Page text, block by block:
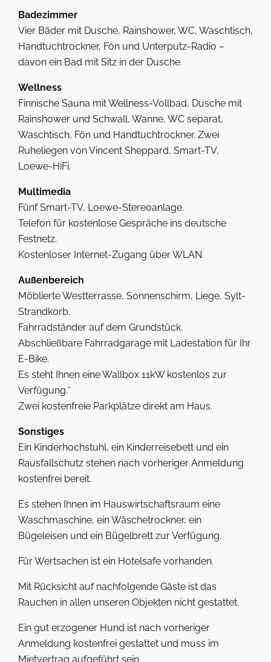
Badezimmer
Vier Bäder mit Dusche, Rainshower, WC, Waschtisch,
Handtuchtrockner, Fön und Unterputz-Radio –
davon ein Bad mit Sitz in der Dusche.
Wellness
Finnische Sauna mit Wellness-Vollbad, Dusche mit
Rainshower und Schwall, Wanne, WC separat,
Waschtisch, Fön und Handtuchtrockner. Zwei
Ruheliegen von Vincent Sheppard, Smart-TV,
Loewe-HiFi.
Multimedia
Fünf Smart-TV, Loewe-Stereoanlage.
Telefon für kostenlose Gespräche ins deutsche
Festnetz.
Kostenloser Internet-Zugang über WLAN.
Außenbereich
Möblierte Westterrasse, Sonnenschirm, Liege, Sylt-
Strandkorb.
Fahrradständer auf dem Grundstück.
Abschließbare Fahrradgarage mit Ladestation für Ihr
E-Bike.
Es steht Ihnen eine Wallbox 11kW kostenlos zur
Verfügung.*
Zwei kostenfreie Parkplätze direkt am Haus.
Sonstiges
Ein Kinderhochstuhl, ein Kinderreisebett und ein
Rausfallschutz stehen nach vorheriger Anmeldung
kostenfrei bereit.
Es stehen Ihnen im Hauswirtschaftsraum eine
Waschmaschine, ein Wäschetrockner, ein
Bügeleisen und ein Bügelbrett zur Verfügung.
Für Wertsachen ist ein Hotelsafe vorhanden.
Mit Rücksicht auf nachfolgende Gäste ist das
Rauchen in allen unseren Objekten nicht gestattet.
Ein gut erzogener Hund ist nach vorheriger
Anmeldung kostenfrei gestattet und muss im
Mietvertrag aufgeführt sein.